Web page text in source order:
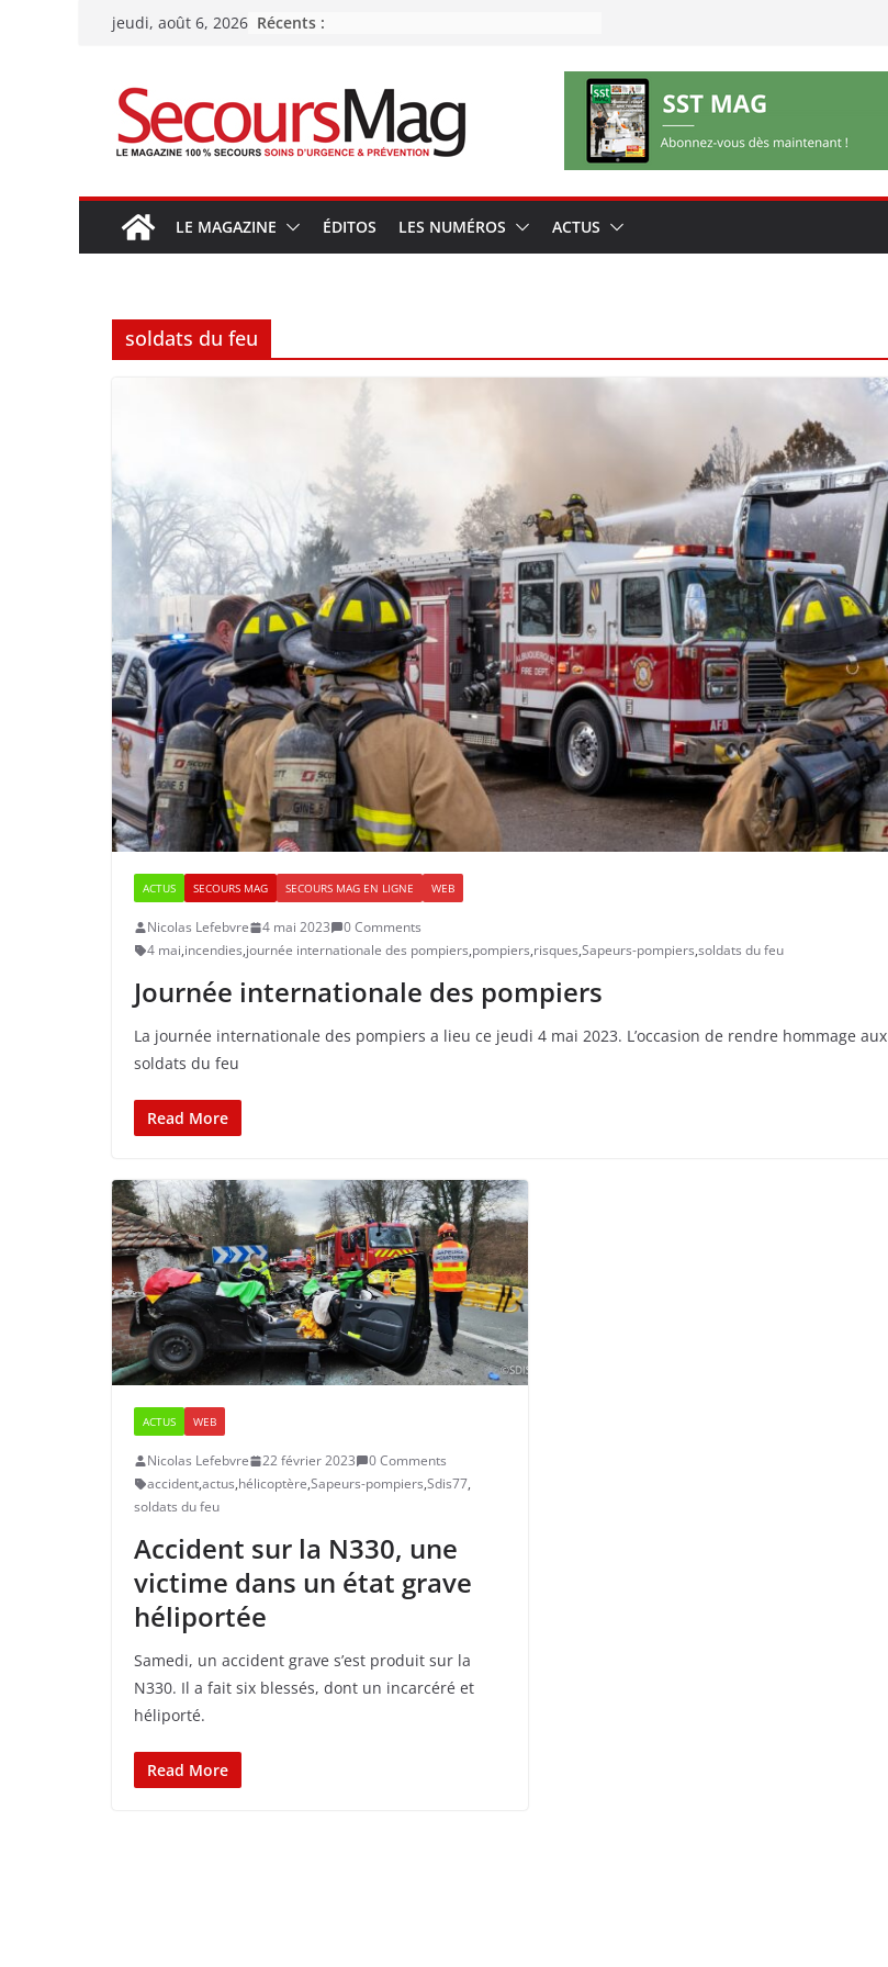
Passerjeudi, août 6, 2026 Récents :
LE MAGAZINE ÉDITOS LES NUMÉROS ACTUS
soldats du feu
ACTUS SECOURS MAG SECOURS MAG EN LIGNE WEB
Nicolas Lefebvre 4 mai 2023
0 Comments
4 mai,incendies,journée internationale des pompiers,pompiers,risques,Sapeurs-pompiers,soldats du feu
Journée internationale des pompiers
La journée internationale des pompiers a lieu ce jeudi 4 mai 2023. L’occasion de rendre hommage aux
soldats du feu
Read More
ACTUS WEB
Nicolas Lefebvre 22 février 2023
0 Comments
accident,actus,hélicoptère,Sapeurs-pompiers,Sdis77,
soldats du feu
Accident sur la N330, une
victime dans un état grave
héliportée
Samedi, un accident grave s’est produit sur la
N330. Il a fait six blessés, dont un incarcéré et
héliporté.
Read More